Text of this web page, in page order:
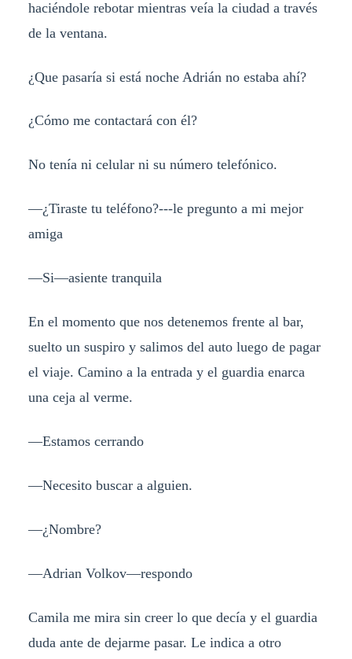
haciéndole rebotar mientras veía la ciudad a través
de la ventana.
¿Que pasaría si está noche Adrián no estaba ahí?
¿Cómo me contactará con él?
No tenía ni celular ni su número telefónico.
—¿Tiraste tu teléfono?---le pregunto a mi mejor
amiga
—Si—asiente tranquila
En el momento que nos detenemos frente al bar,
suelto un suspiro y salimos del auto luego de pagar
el viaje. Camino a la entrada y el guardia enarca
una ceja al verme.
—Estamos cerrando
—Necesito buscar a alguien.
—¿Nombre?
—Adrian Volkov—respondo
Camila me mira sin creer lo que decía y el guardia
duda ante de dejarme pasar. Le indica a otro